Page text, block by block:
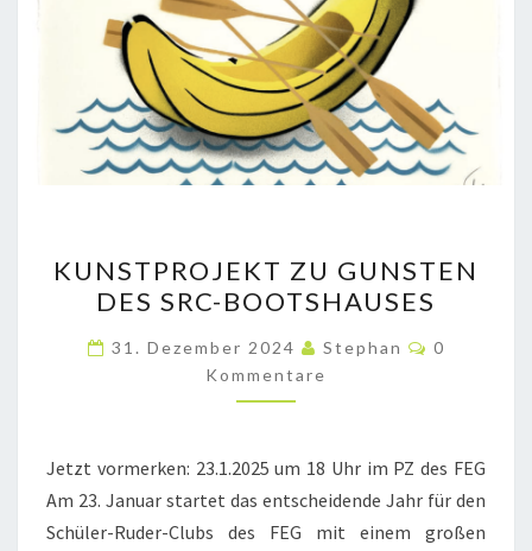
ZU
GUNSTEN
DES
SRC-
BOOTSHAUSES
KUNSTPROJEKT ZU GUNSTEN
DES SRC-BOOTSHAUSES
31. Dezember 2024 Stephan
0
Kommentare
Jetzt vormerken: 23.1.2025 um 18 Uhr im PZ des FEG
Am 23. Januar startet das entscheidende Jahr für den
Schüler-Ruder-Clubs des FEG mit einem großen